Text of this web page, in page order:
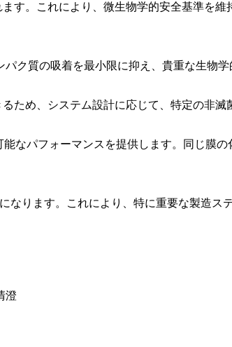
す。これにより、微生物学的安全基準を
ク質の吸着を最小限に抑え、貴重な生物学
ため、システム設計に応じて、特定の非滅
なパフォーマンスを提供します。同じ膜
なります。これにより、特に重要な製造ス
澄